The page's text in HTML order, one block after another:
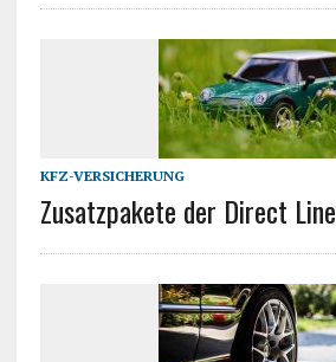
KFZ-VERSICHERUNG
Zusatzpakete der Direct Line